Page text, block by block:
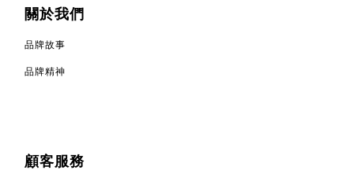
關於我們
品牌故事
品牌精神
顧客服務